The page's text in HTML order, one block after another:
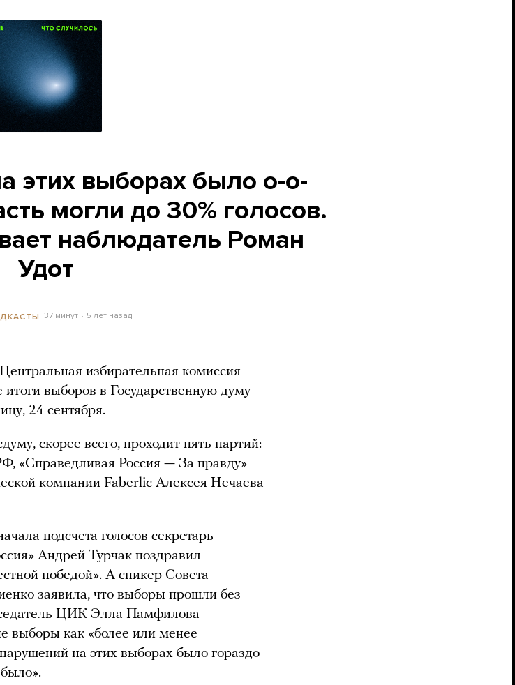
этих выборах было о-о-
могли до 30% голосов.
наблюдатель Роман
Удот
37 минут 5 лет назад
избирательная комиссия
выборов в Государственную думу
24 сентября.
скорее всего, проходит пять партий:
«Справедливая Россия — За правду»
компании Faberlic Алексея Нечаева
подсчета голосов секретарь
Андрей Турчак поздравил
победой». А спикер Совета
заявила, что выборы прошли без
ЦИК Элла Памфилова
выборы как «более или менее
на этих выборах было гораздо